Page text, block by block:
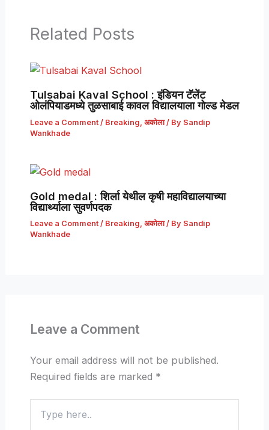
Related Posts
Tulsabai Kaval School : इंडियन टॅलेंट
ओलंपियाडमध्ये तुळसाबाई कावल विद्यालयाला गोल्ड मेडल
Leave a Comment / Breaking अकोला/ By Sandip
Wankhade
Gold medal : शिर्ला येथील कृषी महाविद्यालयाच्या
विद्यार्थ्याला सुवर्णपदक
Leave a Comment / Breaking, अकोला/ By Sandip
Wankhade
Leave a Comment
Your email address will not be published.
Required fields are marked *
here..